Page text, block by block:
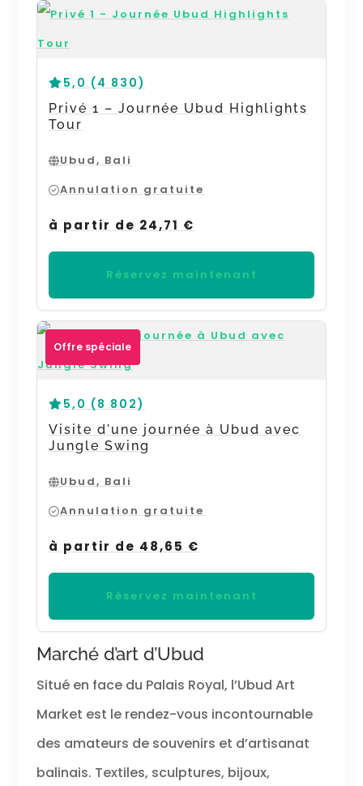
5,0 (4 830)
Privé 1 – Journée Ubud Highlights
Tour
Ubud, Bali
Annulation gratuite
à partir de 24,71 €
Réservez maintenant
Offre spéciale
5,0 (8 802)
Visite d'une journée à Ubud avec
Jungle Swing
Ubud, Bali
Annulation gratuite
à partir de 48,65 €
Réservez maintenant
Marché d’art d’Ubud
Situé en face du Palais Royal, l’Ubud Art
Market est le rendez-vous incontournable
des amateurs de souvenirs et d’artisanat
balinais. Textiles, sculptures, bijoux,